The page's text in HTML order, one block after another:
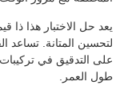
منزل
المنتجات
يعد حل الاختبار هذا ذا
لتحسين المتانة. تساعد
على التدقيق في تركيبات
طول العمر.